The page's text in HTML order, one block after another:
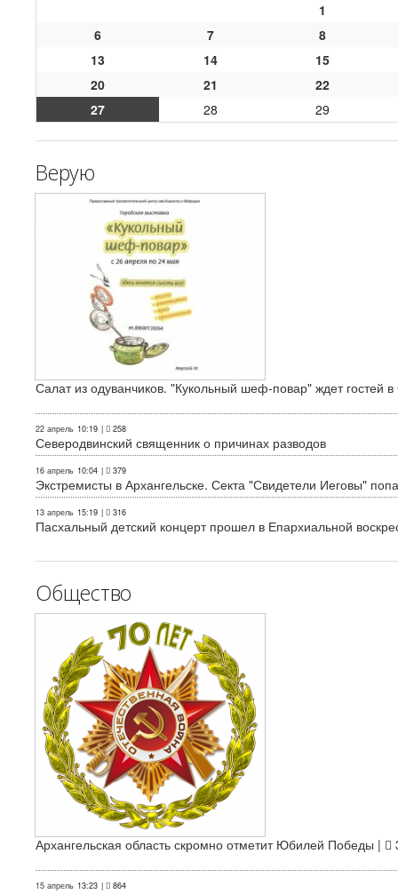
1
6
7
8
13
14
15
20
21
22
27
28 29
Верую
Салат из одуванчиков. "Кукольный шеф-повар" ждет гостей
22 апрель 10:19 | 258
Северодвинский священник о причинах разводов
16 апрель 10:04 | 379
Экстремисты в Архангельске. Секта "Свидетели Иеговы"
13 апрель 15:19 | 316
Пасхальный детский концерт прошел в Епархиальной
Общество
Архангельская область скромно отметит Юбилей Победы |
15 апрель 13:23 | 864